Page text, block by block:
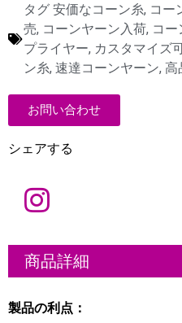
タグ 安価なコーン糸, コー
売, コーンヤーン入荷, コー
プライヤー, カスタマイズ
ン糸, 速達コーンヤーン, 高
電
ー
お問い合わせ
シェアする
商品詳細
製品の利点：